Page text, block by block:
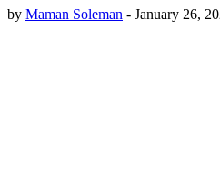
by Maman Soleman - January 26,